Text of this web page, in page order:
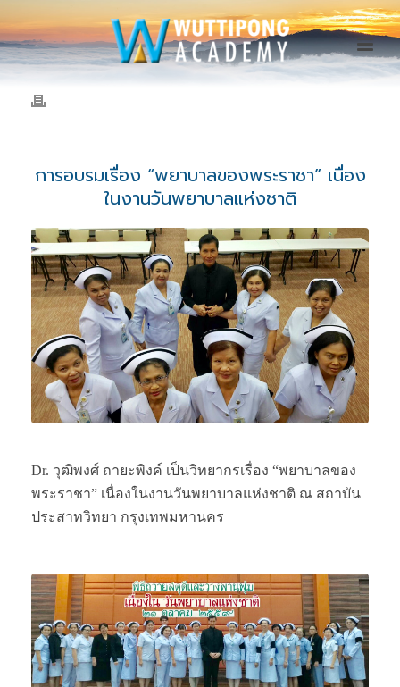
การอบรมเรื่อง “พยาบาลของพระราชา” เนื่อง
ในงานวันพยาบาลแห่งชาติ
Dr. วุฒิพงศ์ ถายะพิงค์ เป็นวิทยากรเรื่อง “พยาบาลของ
พระราชา” เนื่องในงานวันพยาบาลแห่งชาติ ณ สถาบัน
ประสาทวิทยา กรุงเทพมหานคร